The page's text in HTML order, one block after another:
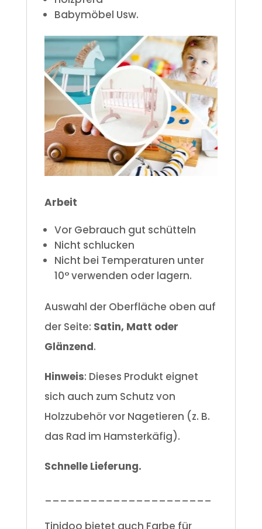
Babymöbel Usw.
Arbeit
Vor Gebrauch gut schütteln
Nicht schlucken
Nicht bei Temperaturen unter
10° verwenden oder lagern.
Auswahl der Oberfläche oben auf
der Seite: Satin, Matt oder
Glänzend.
Hinweis: Dieses Produkt eignet
sich auch zum Schutz von
Holzzubehör vor Nagetieren (z. B.
das Rad im Hamsterkäfig).
Schnelle Lieferung.
Tinidoo bietet auch Farbe für